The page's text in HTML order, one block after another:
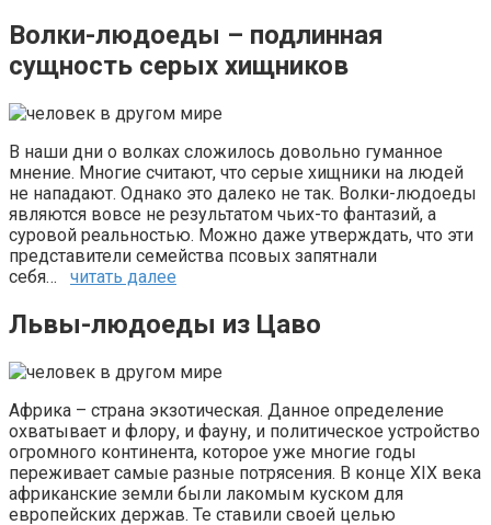
Волки-людоеды – подлинная
сущность серых хищников
В наши дни о волках сложилось довольно гуманное
мнение. Многие считают, что серые хищники на людей
не нападают. Однако это далеко не так. Волки-людоеды
являются вовсе не результатом чьих-то фантазий, а
суровой реальностью. Можно даже утверждать, что эти
представители семейства псовых запятнали
себя… читать далее
Львы-людоеды из Цаво
Африка – страна экзотическая. Данное определение
охватывает и флору, и фауну, и политическое устройство
огромного континента, которое уже многие годы
переживает самые разные потрясения. В конце XIX века
африканские земли были лакомым куском для
европейских держав. Те ставили своей целью